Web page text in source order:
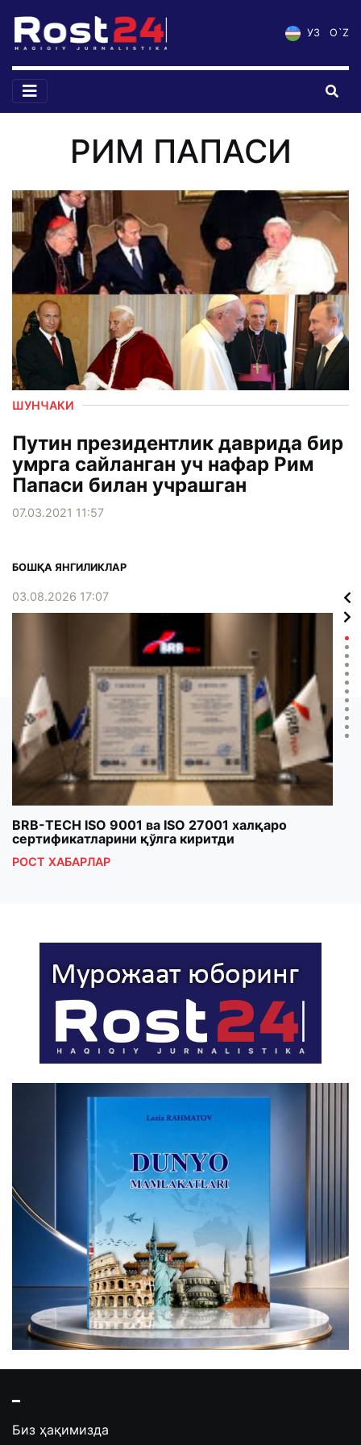
УЗ O`Z
РИМ ПАПАСИ
ШУНЧАКИ
Путин президентлик даврида бир
умрга сайланган уч нафар Рим
Папаси билан учрашган
07.03.2021 11:57
БОШҚА ЯНГИЛИКЛАР
03.08.2026 17:07
BRB-TECH ISO 9001 ва ISO 27001 халқаро
сертификатларини қўлга киритди
РОСТ ХАБАРЛАР
Биз ҳақимизда